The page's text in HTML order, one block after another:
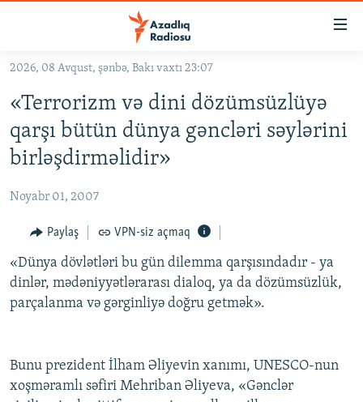
Əsas
qayıt
Əsas
naviqasiyaya
qayıt
KORRUPSIOMETR
#ƏSLINDƏ
FƏRQƏ BAX
QANUNI DOĞRU
ARAŞDIRMA
MULTIMEDIA
İNFOQRAFIKA
AZƏRBAYCAN ƏDƏBIYYATI KITABXANASI
MISSIYAMIZ
BIZI IZLƏ
2026, 08 Avqust, şənbə, Bakı vaxtı 23:07
«Terrorizm və dini dözümsüzlüyə
qarşı bütün dünya gəncləri səylərini
birləşdirməlidir»
Noyabr 01, 2007
Paylaş VPN-siz açmaq
«Dünya dövlətləri bu gün dilemma qarşısındadır - ya
dinlər, mədəniyyətlərarası dialoq, ya da dözümsüzlük,
parçalanma və gərginliyə doğru getmək».
Bunu prezident İlham Əliyevin xanımı, UNESCO-nun
xoşməramlı səfiri Mehriban Əliyeva, «Gənclər